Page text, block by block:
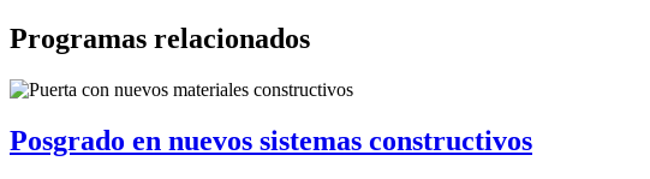
Programas relacionados
Posgrado en nuevos sistemas constructivos